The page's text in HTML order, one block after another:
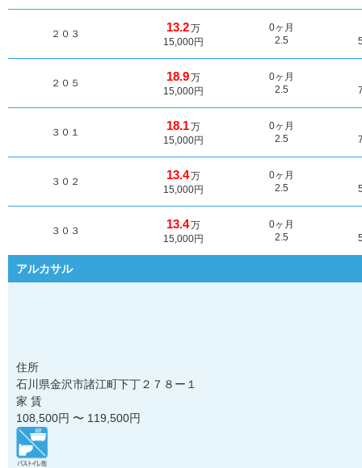
２０３ 13.2万
15,000円
0ヶ月
2.5
２０５ 18.9万
15,000円
0ヶ月
2.5
３０１ 18.1万
15,000円
0ヶ月
2.5
３０２ 13.4万
15,000円
0ヶ月
2.5
３０３ 13.4万
15,000円
0ヶ月
2.5
アルカサル
住所
石川県金沢市諸江町下丁２７８ー１
家 賃
108,500円 〜 119,500円